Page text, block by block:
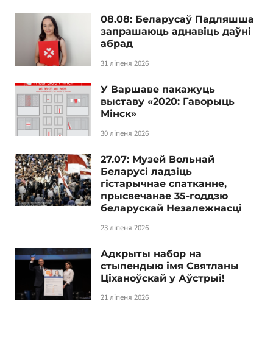
08.08: Беларусаў Падляшша
запрашаюць аднавіць даўні
абрад
31 ліпеня 2026
У Варшаве пакажуць
выставу «2020: Гаворыць
Мінск»
30 ліпеня 2026
27.07: Музей Вольнай
Беларусі ладзіць
гістарычнае спатканне,
прысвечанае 35-годдзю
беларускай Незалежнасці
23 ліпеня 2026
Адкрыты набор на
стыпендыю імя Святланы
Ціханоўскай у Аўстрыі!
21 ліпеня 2026